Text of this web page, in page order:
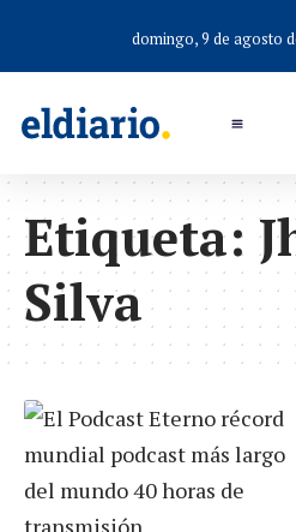
domingo, 9 de agosto
Etiqueta:
Silva